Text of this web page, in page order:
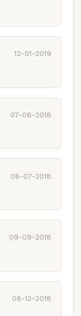
12-01-2019
07-06-2018
08-07-2018
09-09-2018
08-12-2018